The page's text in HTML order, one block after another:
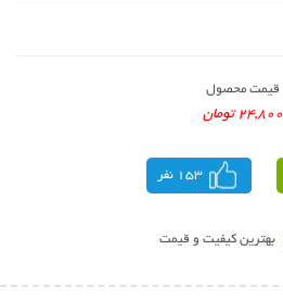
قیمت محصول
24,800 تومان
153 نفر
بهترین کیفیت و قیمت